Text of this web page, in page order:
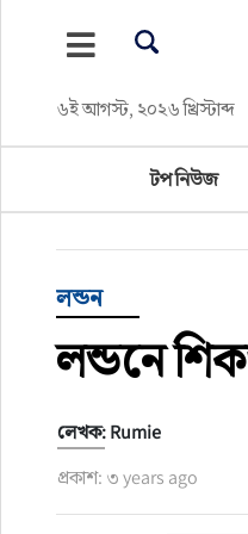
৬ই আগস্ট, ২০২৬ খ্রিস্টাব্দ
নিউইয়র্ক
টপ নিউজ
লন্ডন
লন্ডনে
লেখক: Rumie
প্রকাশ: ৩ years ago